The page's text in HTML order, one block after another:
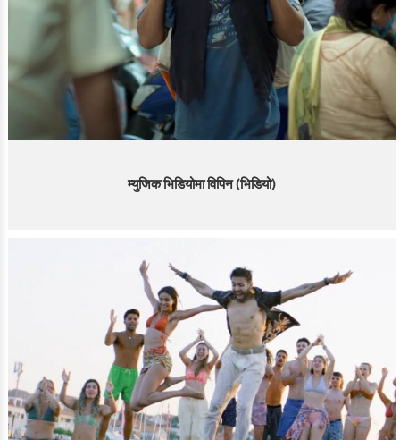
म्युजिक भिडियोमा विपिन (भिडियो)